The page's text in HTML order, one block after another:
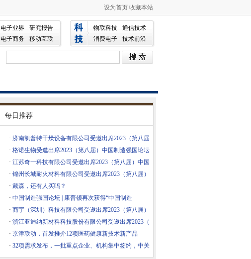
设为首页 收藏本站
电子业界
研究报告
电子商务
移动互联
物联科技
通信技术
消费电子
技术前沿
每日推荐
· 济南凯普特干燥设备有限公司受邀出席2023（第八届
· 格诺生物受邀出席2023（第八届）中国制造强国论坛
· 江苏奇一科技有限公司受邀出席2023（第八届）中国
· 锦州长城耐火材料有限公司受邀出席2023（第八届）
· 戴森，还有人买吗？
· 中国制造强国论坛 | 康普顿再次获得“中国制造
· 商宇（深圳）科技有限公司受邀出席2023（第八届）
· 浙江亚迪纳新材料科技股份有限公司受邀出席2023（
· 京津联动，首发推介12项医药健康新技术新产品
· 32项需求发布，一批重点企业、机构集中签约，中关